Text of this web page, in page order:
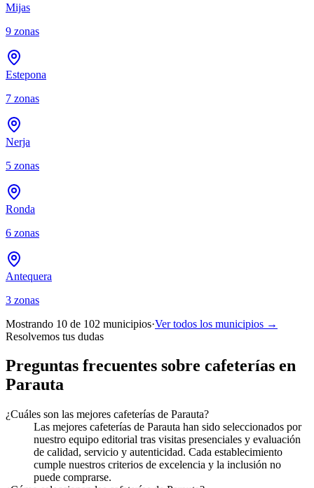
Mijas
9 zonas
Estepona
7 zonas
Nerja
5 zonas
Ronda
6 zonas
Antequera
3 zonas
Mostrando 10 de 102 municipios·Ver todos los municipios →
Resolvemos tus dudas
Preguntas frecuentes sobre cafeterías en
Parauta
¿Cuáles son las mejores cafeterías de Parauta?
Las mejores cafeterías de Parauta han sido seleccionados por
nuestro equipo editorial tras visitas presenciales y evaluación
de calidad, servicio y autenticidad. Cada establecimiento
cumple nuestros criterios de excelencia y la inclusión no
puede comprarse.